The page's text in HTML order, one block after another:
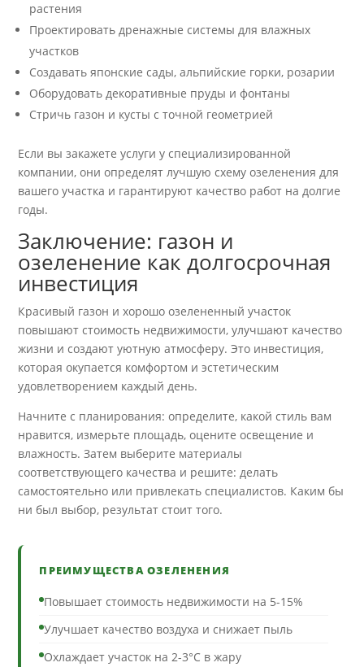
растения
Проектировать дренажные системы для влажных
участков
Создавать японские сады, альпийские горки, розарии
Оборудовать декоративные пруды и фонтаны
Стричь газон и кусты с точной геометрией
Если вы закажете услуги у специализированной
компании, они определят лучшую схему озеленения для
вашего участка и гарантируют качество работ на долгие
годы.
Заключение: газон и
озеленение как долгосрочная
инвестиция
Красивый газон и хорошо озелененный участок
повышают стоимость недвижимости, улучшают качество
жизни и создают уютную атмосферу. Это инвестиция,
которая окупается комфортом и эстетическим
удовлетворением каждый день.
Начните с планирования: определите, какой стиль вам
нравится, измерьте площадь, оцените освещение и
влажность. Затем выберите материалы
соответствующего качества и решите: делать
самостоятельно или привлекать специалистов. Каким бы
ни был выбор, результат стоит того.
ПРЕИМУЩЕСТВА ОЗЕЛЕНЕНИЯ
Повышает стоимость недвижимости на 5-15%
Улучшает качество воздуха и снижает пыль
Охлаждает участок на 2-3°C в жару